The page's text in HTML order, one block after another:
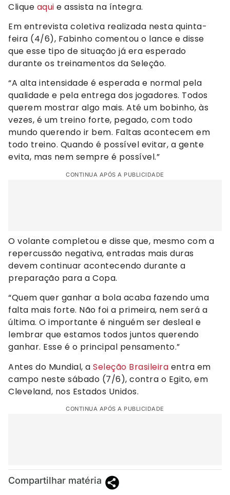
Clique aqui e assista na íntegra.
Em entrevista coletiva realizada nesta quinta-
feira (4/6), Fabinho comentou o lance e disse
que esse tipo de situação já era esperado
durante os treinamentos da Seleção.
“A alta intensidade é esperada e normal pela
qualidade e pela entrega dos jogadores. Todos
querem mostrar algo mais. Até um bobinho, às
vezes, é um treino forte, pegado, com todo
mundo querendo ir bem. Faltas acontecem em
todo treino. Quando é possível evitar, a gente
evita, mas nem sempre é possível.”
CONTINUA APÓS A PUBLICIDADE
O volante completou e disse que, mesmo com a
repercussão negativa, entradas mais duras
devem continuar acontecendo durante a
preparação para a Copa.
“Quem quer ganhar a bola acaba fazendo uma
falta mais forte. Não foi a primeira, nem será a
última. O importante é ninguém ser desleal e
lembrar que estamos todos juntos querendo
ganhar. Esse é o principal pensamento.”
Antes do Mundial, a Seleção Brasileira entra em
campo neste sábado (7/6), contra o Egito, em
Cleveland, nos Estados Unidos.
CONTINUA APÓS A PUBLICIDADE
Compartilhar matéria